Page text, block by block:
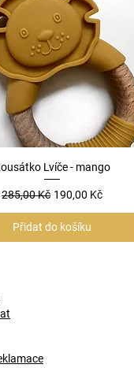
Rychlý náhled
Lvíče - mango
Běžná cena
285,00 Kč Zvýhodněná cena
190,00 Kč
Přidat do košíku